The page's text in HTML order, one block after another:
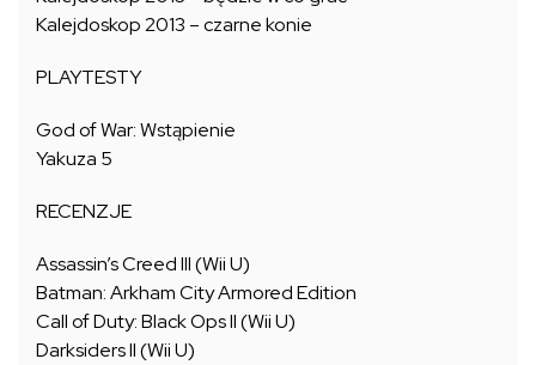
Kalejdoskop 2013 – czarne konie
PLAYTESTY
God of War: Wstąpienie
Yakuza 5
RECENZJE
Assassin’s Creed III (Wii U)
Batman: Arkham City Armored Edition
Call of Duty: Black Ops II (Wii U)
Darksiders II (Wii U)